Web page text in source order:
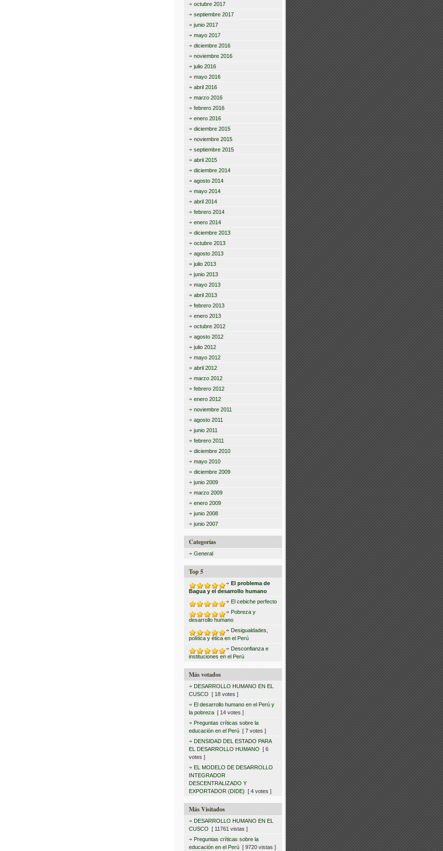
octubre 2017
septiembre 2017
junio 2017
mayo 2017
diciembre 2016
noviembre 2016
julio 2016
mayo 2016
abril 2016
marzo 2016
febrero 2016
enero 2016
diciembre 2015
noviembre 2015
septiembre 2015
abril 2015
diciembre 2014
agosto 2014
mayo 2014
abril 2014
febrero 2014
enero 2014
diciembre 2013
octubre 2013
agosto 2013
julio 2013
junio 2013
mayo 2013
abril 2013
febrero 2013
enero 2013
octubre 2012
agosto 2012
julio 2012
mayo 2012
abril 2012
marzo 2012
febrero 2012
enero 2012
noviembre 2011
agosto 2011
junio 2011
febrero 2011
diciembre 2010
mayo 2010
diciembre 2009
junio 2009
marzo 2009
enero 2009
junio 2008
junio 2007
Categorías
General
Top 5
El problema de
Bagua y el desarrollo humano
El cebiche perfecto
Pobreza y
desarrollo humano
Desigualdades,
política y ética en el Perú
Desconfianza e
instituciones en el Perú
Más votados
DESARROLLO HUMANO EN EL
CUSCO [ 18 votes ]
El desarrollo humano en el Perú y
la pobreza [ 14 votes ]
Preguntas críticas sobre la
educación en el Perú [ 7 votes ]
DENSIDAD DEL ESTADO PARA
EL DESARROLLO HUMANO [ 6
votes ]
EL MODELO DE DESARROLLO
INTEGRADOR
DESCENTRALIZADO Y
EXPORTADOR (DIDE) [ 4 votes ]
Más Visitados
DESARROLLO HUMANO EN EL
CUSCO [ 11761 vistas ]
Preguntas críticas sobre la
educación en el Perú [ 9720 vistas ]